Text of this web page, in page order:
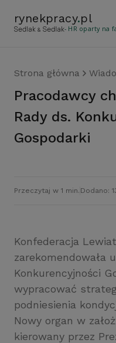
rynekpracy.pl
- HR oparty na
Strona główna
Pracodawcy chcą utworzenia
Rady ds.
Gospodarki
Przeczytaj w 1 min. Dodano:
Konfederacja
zarekomendowała
Konkurencyjności
wypracować
podniesienia
Nowy organ w
kierowany przez